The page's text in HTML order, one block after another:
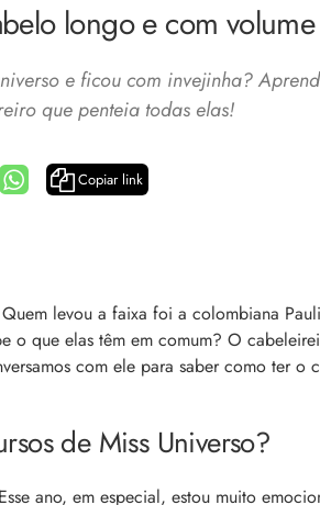
longo e com volume
e ficou com invejinha?
que penteia todas elas!
Copiar link
levou a faixa foi a colombiana
o que elas têm em comum? O
com ele para saber como ter o
de Miss Universo?
ano, em especial, estou muito
barbeiro
comum, e a
minimizá-lo.